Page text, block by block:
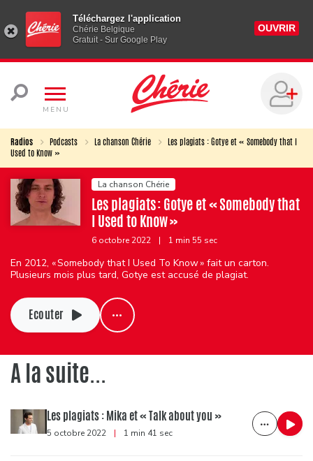
Téléchargez l'application
Chérie Belgique
Gratuit - Sur Google Play
OUVRIR
MENU
Radios Podcasts La chanson Chérie
Les plagiats : Gotye et « Somebody that I
Used to Know »
La chanson Chérie
Les plagiats : Gotye et « Somebody that
I Used to Know »
6 octobre 2022 | 1 min 55 sec
En 2012, « Somebody that I Used To Know » fait un carton.
Plusieurs mois plus tard, Gotye est accusé de plagiat.
Ecouter
A la suite...
Les plagiats : Mika et « Talk about you »
5 octobre 2022 | 1 min 41 sec